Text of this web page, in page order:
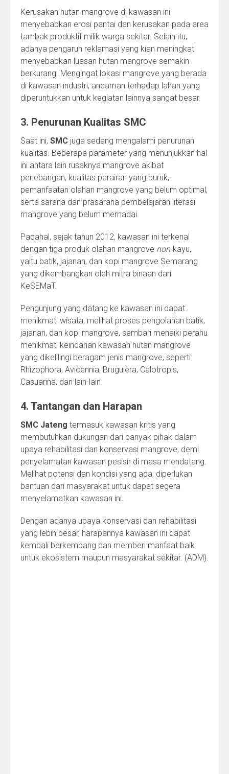
Kerusakan hutan mangrove di kawasan ini
menyebabkan erosi pantai dan kerusakan pada area
tambak produktif milik warga sekitar. Selain itu,
adanya pengaruh reklamasi yang kian meningkat
menyebabkan luasan hutan mangrove semakin
berkurang. Mengingat lokasi mangrove yang berada
di kawasan industri, ancaman terhadap lahan yang
diperuntukkan untuk kegiatan lainnya sangat besar.
3. Penurunan Kualitas SMC
Saat ini, SMC juga sedang mengalami penurunan
kualitas. Beberapa parameter yang menunjukkan hal
ini antara lain rusaknya mangrove akibat
penebangan, kualitas perairan yang buruk,
pemanfaatan olahan mangrove yang belum optimal,
serta sarana dan prasarana pembelajaran literasi
mangrove yang belum memadai.
Padahal, sejak tahun 2012, kawasan ini terkenal
dengan tiga produk olahan mangrove non-kayu,
yaitu batik, jajanan, dan kopi mangrove Semarang
yang dikembangkan oleh mitra binaan dari
KeSEMaT.
Pengunjung yang datang ke kawasan ini dapat
menikmati wisata, melihat proses pengolahan batik,
jajanan, dan kopi mangrove, sembari menaiki perahu
menikmati keindahan kawasan hutan mangrove
yang dikelilingi beragam jenis mangrove, seperti
Rhizophora, Avicennia, Bruguiera, Calotropis,
Casuarina, dan lain-lain.
4. Tantangan dan Harapan
SMC Jateng termasuk kawasan kritis yang
membutuhkan dukungan dari banyak pihak dalam
upaya rehabilitasi dan konservasi mangrove, demi
penyelamatan kawasan pesisir di masa mendatang.
Melihat potensi dan kondisi yang ada, diperlukan
bantuan dari masyarakat untuk dapat segera
menyelamatkan kawasan ini.
Dengan adanya upaya konservasi dan rehabilitasi
yang lebih besar, harapannya kawasan ini dapat
kembali berkembang dan memberi manfaat baik
untuk ekosistem maupun masyarakat sekitar. (ADM).